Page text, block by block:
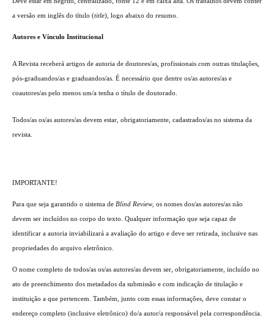
a versão em inglês do título (title), logo abaixo do resumo.
Autores e Vínculo Institucional
A Revista receberá artigos de autoria de doutores/as, profissionais com outras titulações,
pós-graduandos/as e graduandos/as. É necessário que dentre os/as autores/as e
coautores/as pelo menos um/a tenha o título de doutorado.
Todos/as os/as autores/as devem estar, obrigatoriamente, cadastrados/as no sistema da
revista.
IMPORTANTE!
Para que seja garantido o sistema de Blind Review, os nomes dos/as autores/as não
devem ser incluídos no corpo do texto. Qualquer informação que seja capaz de
identificar a autoria inviabilizará a avaliação do artigo e deve ser retirada, inclusive nas
propriedades do arquivo eletrônico.
O nome completo de todos/as os/as autores/as devem ser, obrigatoriamente, incluído no
ato de preenchimento dos metadados da submissão e com indicação de titulação e
instituição a que pertencem. Também, junto com essas informações, deve constar o
endereço completo (inclusive eletrônico) do/a autor/a responsável pela correspondência.